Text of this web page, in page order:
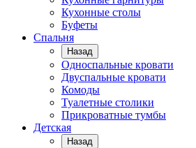
Кухонные столы
Буфеты
Спальня
Назад
Односпальные кровати
Двуспальные кровати
Комоды
Туалетные столики
Прикроватные тумбы
Детская
Назад